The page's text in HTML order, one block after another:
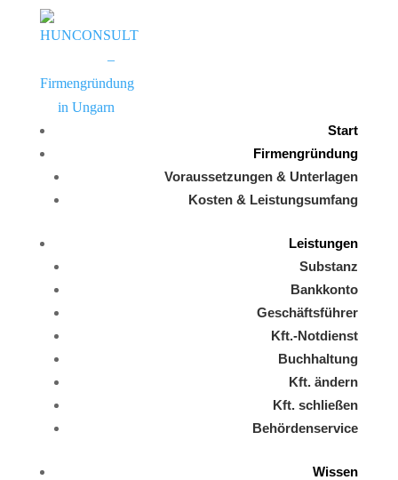
Start
Firmengründung
Voraussetzungen & Unterlagen
Kosten & Leistungsumfang
Leistungen
Substanz
Bankkonto
Geschäftsführer
Kft.-Notdienst
Buchhaltung
Kft. ändern
Kft. schließen
Behördenservice
Wissen